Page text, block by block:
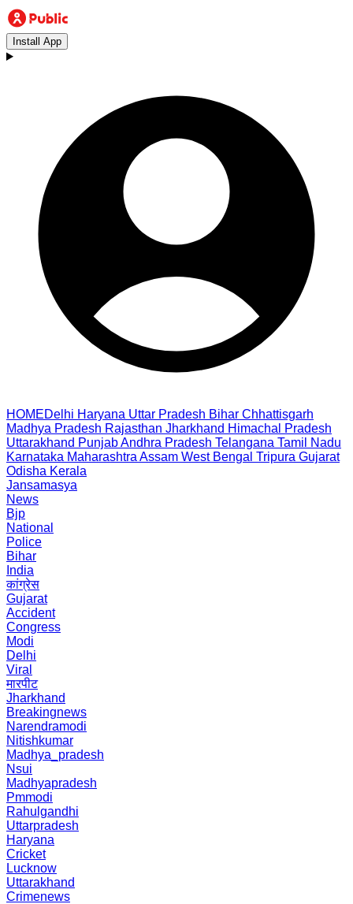
Install App
HOMEDelhi Haryana Uttar Pradesh Bihar Chhattisgarh
Madhya Pradesh Rajasthan Jharkhand Himachal Pradesh
Uttarakhand PunjabAndhra Pradesh Telangana Tamil Nadu
Karnataka Maharashtra Assam West Bengal Tripura Gujarat
Odisha Kerala
Jansamasya
News
Bjp
National
Police
Bihar
India
कांग्रेस
Gujarat
Accident
Congress
Modi
Delhi
Viral
मारपीट
Jharkhand
Breakingnews
Narendramodi
Nitishkumar
Madhya_pradesh
Nsui
Madhyapradesh
Pmmodi
Rahulgandhi
Uttarpradesh
Haryana
Cricket
Lucknow
Uttarakhand
Crimenews